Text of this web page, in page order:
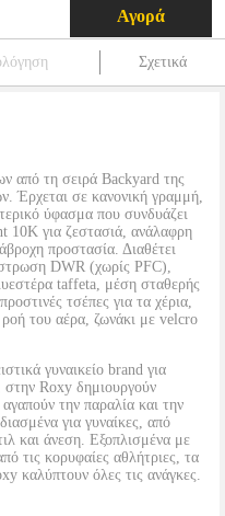
Αγορά
Σχετικά
από τη σειρά Backyard της
Έρχεται σε κανονική γραμμή,
ύφασμα που συνδυάζει
10K για ζεστασιά, ανάλαφρη
προστασία. Διαθέτει
DWR (χωρίς PFC),
taffeta, μέση σταθερής
τσέπες για τα χέρια,
του αέρα, ζωνάκι με velcro
γυναικείο brand για
Roxy δημιουργούν
αγαπούν την παραλία και την
για γυναίκες, από
και άνεση. Εξοπλισμένα με
τις κορυφαίες αθλήτριες, τα
καλύπτουν όλες τις ανάγκες.